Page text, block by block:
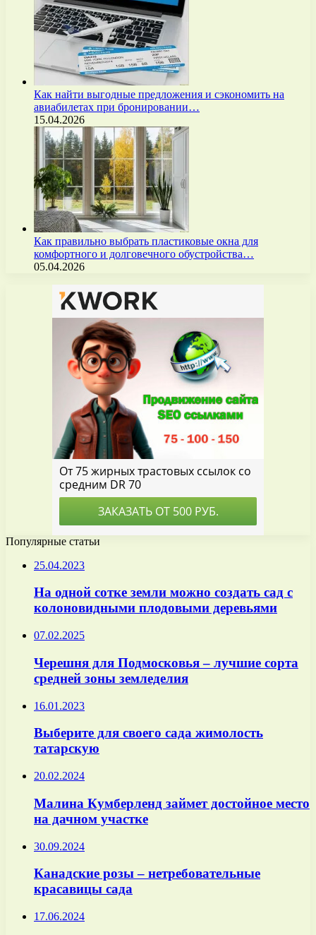
Как найти выгодные предложения и сэкономить на
авиабилетах при бронировании…
15.04.2026
Как правильно выбрать пластиковые окна для
комфортного и долговечного обустройства…
05.04.2026
Популярные статьи
25.04.2023
На одной сотке земли можно создать сад с
колоновидными плодовыми деревьями
07.02.2025
Черешня для Подмосковья – лучшие сорта
средней зоны земледелия
16.01.2023
Выберите для своего сада жимолость
татарскую
20.02.2024
Малина Кумберленд займет достойное место
на дачном участке
30.09.2024
Канадские розы – нетребовательные
красавицы сада
17.06.2024